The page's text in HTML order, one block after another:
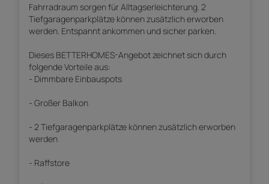
Fahrradraum sorgen für Alltagserleichterung. 2
Tiefgaragenparkplätze können zusätzlich erworben
werden. Entspannt ankommen und sicher parken.
Dieses BETTERHOMES-Angebot zeichnet sich durch
folgende Vorteile aus:
- Dimmbare Einbauspots
- Großer Balkon
- 2 Tiefgaragenparkplätze können zusätzlich erworben
werden
- Raffstore